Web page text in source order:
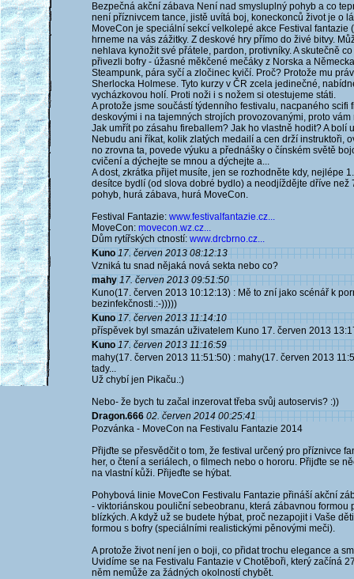
Bezpečná akční zábava Není nad smysluplný pohyb a co
není příznivcem tance, jistě uvítá boj, koneckonců život je o
MoveCon je speciální sekcí velkolepé akce Festival fantazie
hrneme na vás zážitky. Z deskové hry přímo do živé bitvy.
nehlava kynožit své přátele, pardon, protivníky. A skutečně
přivezli bofry - úžasné měkčené mečáky z Norska a
Steampunk, pára syčí a zločinec kvičí. Proč? Protože mu
Sherlocka Holmese. Tyto kurzy v ČR zcela jedinečné,
vycházkovou holí. Proti noži i s nožem si otestujeme státi.
A protože jsme součástí týdenního festivalu, nacpaného
deskovými i na tajemných strojích provozovanými, proto
Jak umřít po zásahu fireballem? Jak ho vlastně hodit? A bolí
Nebudu ani říkat, kolik zlatých medailí a cen drží instruktoři,
no zrovna ta, povede výuku a přednášky o čínském světě
cvičení a dýchejte se mnou a dýchejte a...
A dost, zkrátka přijet musíte, jen se rozhodněte kdy, nejlépe
desítce bydlí (od slova dobré bydlo) a neodjíždějte dříve než
pohyb, hurá zábava, hurá MoveCon.
Festival Fantazie: www.festivalfantazie.cz...
MoveCon: movecon.wz.cz...
Dům rytířských ctností: www.drcbrno.cz...
Kuno 17. červen 2013 08:12:13
Vzniká tu snad nějaká nová sekta nebo co?
mahy 17. červen 2013 09:51:50
Kuno(17. červen 2013 10:12:13) : Mě to zní jako scénář k
bezinfekčnosti.:-)))))
Kuno 17. červen 2013 11:14:10
příspěvek byl smazán uživatelem Kuno 17. červen 2013
Kuno 17. červen 2013 11:16:59
mahy(17. červen 2013 11:51:50) : mahy(17. červen 2013
tady...
Už chybí jen Pikaču.:)
Nebo- že bych tu začal inzerovat třeba svůj autoservis? :))
Dragon.666 02. červen 2014 00:25:41
Pozvánka - MoveCon na Festivalu Fantazie 2014
Přijďte se přesvědčit o tom, že festival určený pro příznivce
her, o čtení a seriálech, o filmech nebo o hororu. Přijďte se
na vlastní kůži. Přijeďte se hýbat.
Pohybová linie MoveCon Festivalu Fantazie přináší akční
- viktoriánskou pouliční sebeobranu, která zábavnou
blízkých. A když už se budete hýbat, proč nezapojit i Vaše
formou s bofry (speciálními realistickými pěnovými meči).
A protože život není jen o boji, co přidat trochu elegance a
Uvidíme se na Festivalu Fantazie v Chotěboři, který začíná
něm nemůže za žádných okolností chybět.